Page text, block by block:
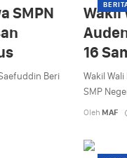
SMPN
Beri
Wakil
16
Wakil
SMP
Oleh MAF